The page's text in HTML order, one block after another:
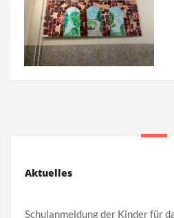
Aktuelles
Schulanmeldung der Kinder für